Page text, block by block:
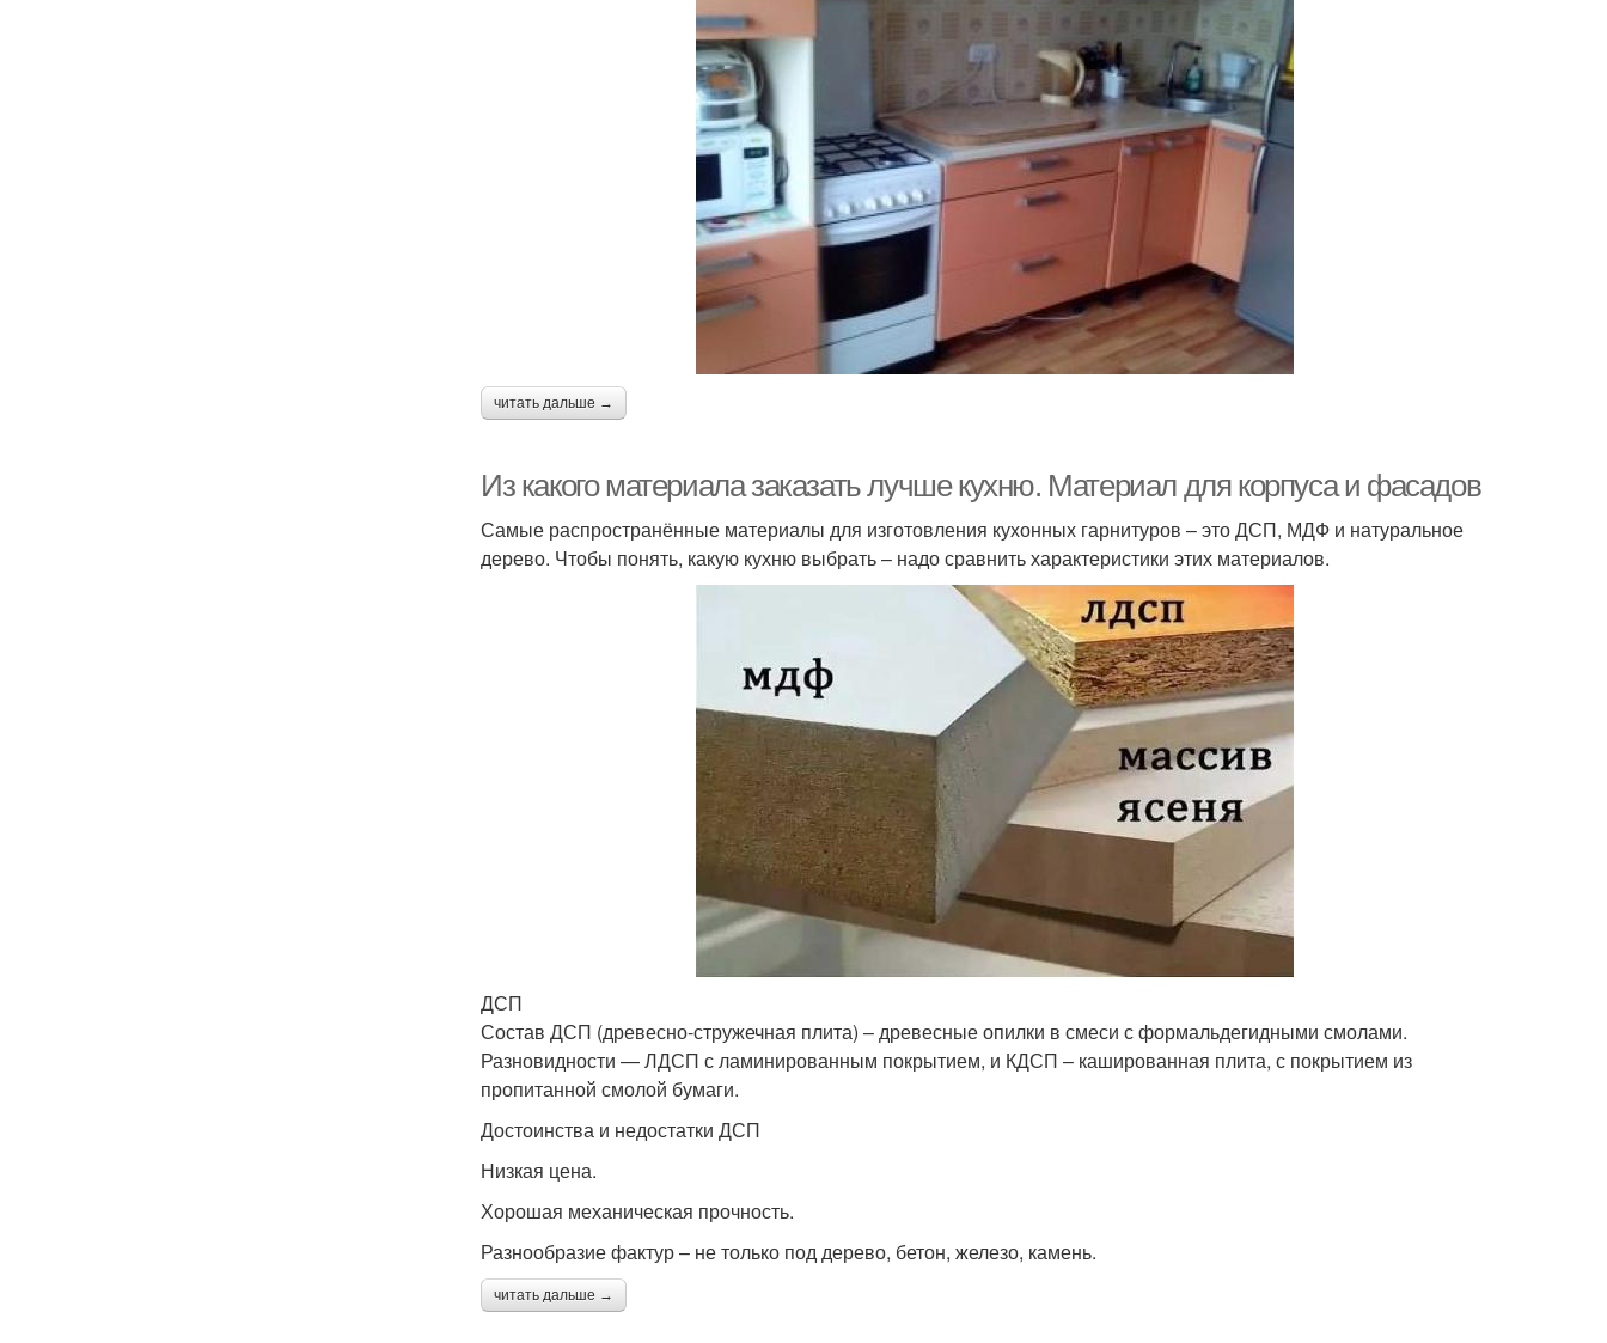
читать дальше →
Из какого материала заказать лучше кухню. Материал для корпуса и фасадов
Самые распространённые материалы для изготовления кухонных гарнитуров – это ДСП, МДФ и натуральное
дерево. Чтобы понять, какую кухню выбрать – надо сравнить характеристики этих материалов.
ДСП
Состав ДСП (древесно-стружечная плита) – древесные опилки в смеси с формальдегидными смолами.
Разновидности — ЛДСП с ламинированным покрытием, и КДСП – кашированная плита, с покрытием из
пропитанной смолой бумаги.
Достоинства и недостатки ДСП
Низкая цена.
Хорошая механическая прочность.
Разнообразие фактур – не только под дерево, бетон, железо, камень.
читать дальше →